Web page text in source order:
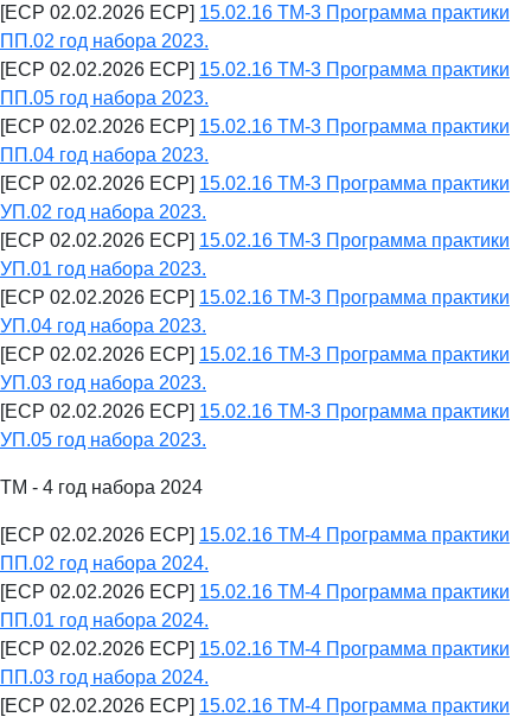
[ECP 02.02.2026 ECP] 15.02.16 ТМ-3 Программа практики
ПП.02 год набора 2023.
[ECP 02.02.2026 ECP] 15.02.16 ТМ-3 Программа практики
ПП.05 год набора 2023.
[ECP 02.02.2026 ECP] 15.02.16 ТМ-3 Программа практики
ПП.04 год набора 2023.
[ECP 02.02.2026 ECP] 15.02.16 ТМ-3 Программа практики
УП.02 год набора 2023.
[ECP 02.02.2026 ECP] 15.02.16 ТМ-3 Программа практики
УП.01 год набора 2023.
[ECP 02.02.2026 ECP] 15.02.16 ТМ-3 Программа практики
УП.04 год набора 2023.
[ECP 02.02.2026 ECP] 15.02.16 ТМ-3 Программа практики
УП.03 год набора 2023.
[ECP 02.02.2026 ECP] 15.02.16 ТМ-3 Программа практики
УП.05 год набора 2023.
ТМ - 4 год набора 2024
[ECP 02.02.2026 ECP] 15.02.16 ТМ-4 Программа практики
ПП.02 год набора 2024.
[ECP 02.02.2026 ECP] 15.02.16 ТМ-4 Программа практики
ПП.01 год набора 2024.
[ECP 02.02.2026 ECP] 15.02.16 ТМ-4 Программа практики
ПП.03 год набора 2024.
[ECP 02.02.2026 ECP] 15.02.16 ТМ-4 Программа практики